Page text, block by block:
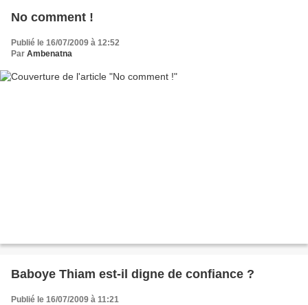
No comment !
Publié le 16/07/2009 à 12:52
Par Ambenatna
Baboye Thiam est-il digne de confiance ?
Publié le 16/07/2009 à 11:21